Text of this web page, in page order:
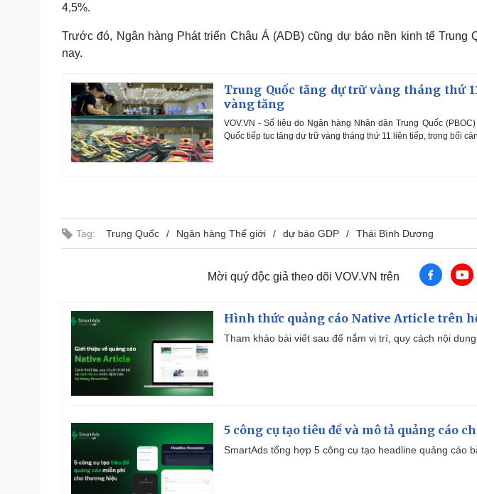
4,5%.
Trước đó, Ngân hàng Phát triển Châu Á (ADB) cũng dự báo nền kinh tế Trung
nay.
Trung Quốc tăng dự trữ vàng tháng thứ
vàng tăng
VOV.VN - Số liệu do Ngân hàng Nhân dân Trung Quốc
Quốc tiếp tục tăng dự trữ vàng tháng thứ 11 liên tiếp, trong bối
Tag: Trung Quốc Ngân hàng Thế giới dự báo GDP Thái Bình Dương
Mời quý độc giả theo dõi VOV.VN trên
Hình thức quảng cáo Native Article trên
Tham khảo bài viết sau để nắm vị trí, quy cách nội
5 công cụ tạo tiêu đề và mô tả quảng cáo
SmartAds tổng hợp 5 công cụ tạo headline quảng cáo